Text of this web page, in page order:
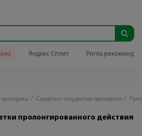
Яндекс Сплит Ригла
Сердечно-сосудистые препараты
пролонгированного действия